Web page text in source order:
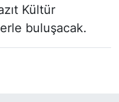
Kültür
buluşacak.